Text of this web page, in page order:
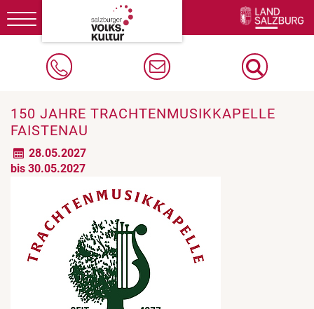
Toggle
navigation
150 JAHRE TRACHTENMUSIKKAPELLE
FAISTENAU
28.05.2027
bis 30.05.2027